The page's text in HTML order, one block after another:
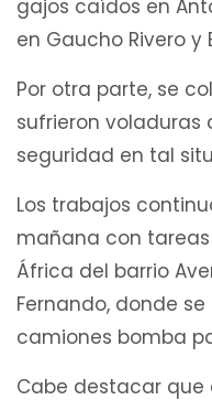
gajos caídos en
en Gaucho Rivero y
Por otra parte, se
sufrieron voladuras
seguridad en tal
Los trabajos
mañana con
África del barrio
Fernando, donde
camiones bomba
Cabe destacar que